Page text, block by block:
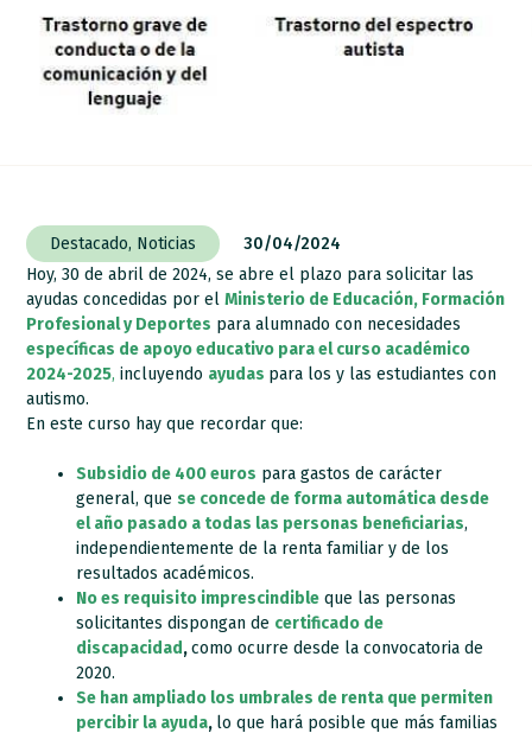
Destacado, Noticias
30/04/2024
Hoy, 30 de abril de 2024, se abre el plazo para solicitar las
ayudas concedidas por elMinisterio de Educación, Formación
Profesional y Deportes para alumnado con necesidades
específicas de apoyo educativo para el curso académico
2024-2025, incluyendo ayudas para los y las estudiantes con
autismo.
En este curso hay que recordar que:
Subsidio de 400 euros para gastos de carácter
general, quese concede de forma automática desde
el año pasado a todas las personas beneficiarias,
independientemente de la renta familiar y de los
resultados académicos.
No es requisito imprescindible que las personas
solicitantes dispongan de certificado de
discapacidad,como ocurre desde la convocatoria de
2020.
Se han ampliado los umbrales de renta que permiten
percibir la ayuda, lo que hará posible que más familias